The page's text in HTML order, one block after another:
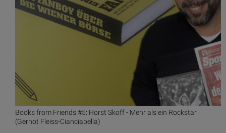
Books from Friends #5: Horst Skoff - Mehr als ein Rockstar
(Gernot Fleiss-Cianciabella)